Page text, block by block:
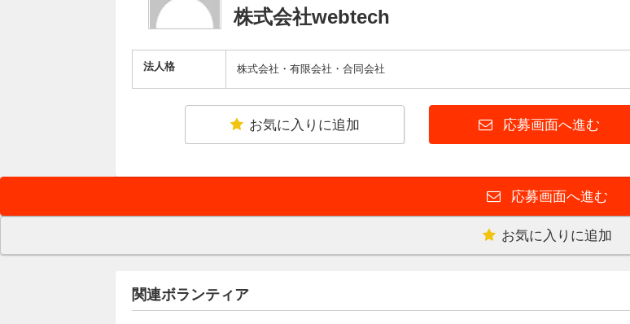
株式会社webtech
法人格 株式会社・有限会社・合同会社
応募画面へ進む
お気に入りに追加
応募画面へ進む
お気に入りに追加
関連ボランティア